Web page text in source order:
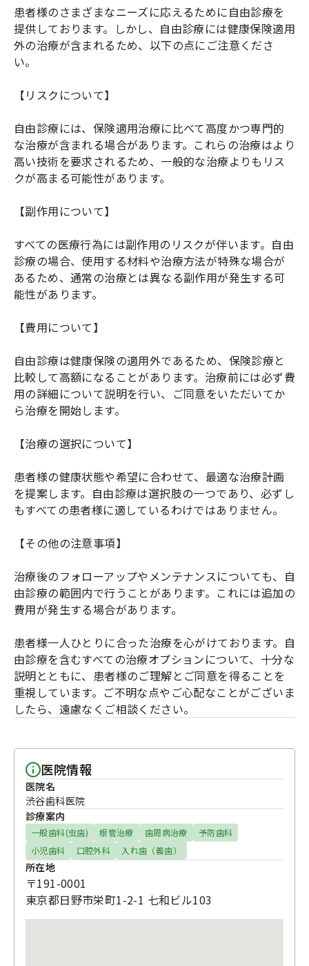
患者様のさまざまなニーズに応えるために自由診療を
提供しております。しかし、自由診療には健康保険適用
外の治療が含まれるため、以下の点にご注意くださ
い。
【リスクについて】
自由診療には、保険適用治療に比べて高度かつ専門的
な治療が含まれる場合があります。これらの治療はより
高い技術を要求されるため、一般的な治療よりもリス
クが高まる可能性があります。
【副作用について】
すべての医療行為には副作用のリスクが伴います。自由
診療の場合、使用する材料や治療方法が特殊な場合が
あるため、通常の治療とは異なる副作用が発生する可
能性があります。
【費用について】
自由診療は健康保険の適用外であるため、保険診療と
比較して高額になることがあります。治療前には必ず費
用の詳細について説明を行い、ご同意をいただいてか
ら治療を開始します。
【治療の選択について】
患者様の健康状態や希望に合わせて、最適な治療計画
を提案します。自由診療は選択肢の一つであり、必ずし
もすべての患者様に適しているわけではありません。
【その他の注意事項】
治療後のフォローアップやメンテナンスについても、自
由診療の範囲内で行うことがあります。これには追加の
費用が発生する場合があります。
患者様一人ひとりに合った治療を心がけております。自
由診療を含むすべての治療オプションについて、十分な
説明とともに、患者様のご理解とご同意を得ることを
重視しています。ご不明な点やご心配なことがございま
したら、遠慮なくご相談ください。
医院情報
医院名
渋谷歯科医院
診療案内
一般歯科(虫歯) 根管治療 歯周病治療
予防歯科
小児歯科
口腔外科 入れ歯（義歯）
所在地
〒191-0001
東京都日野市栄町1-2-1 七和ビル103